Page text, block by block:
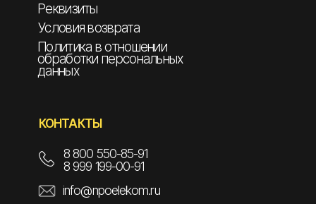
Реквизиты
Условия возврата
Политика в отношении
обработки персональных
данных
КОНТАКТЫ
info@npoelekom.ru
8 800 550-85-91
8 999 199-00-91